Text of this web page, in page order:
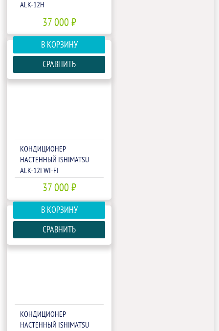
ALK-12H
37 000 ₽
В КОРЗИНУ
СРАВНИТЬ
КОНДИЦИОНЕР
НАСТЕННЫЙ ISHIMATSU
ALK-12I WI-FI
37 000 ₽
В КОРЗИНУ
СРАВНИТЬ
КОНДИЦИОНЕР
НАСТЕННЫЙ ISHIMATSU